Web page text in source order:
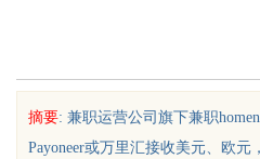
摘要: 兼职运营公司旗下兼职
Payoneer或万里汇接收美元、欧